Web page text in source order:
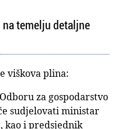
temelju detaljne
viškova plina:
za gospodarstvo
sudjelovati ministar
kao i predsjednik